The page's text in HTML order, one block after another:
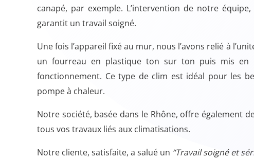
canapé, par exemple. L’intervention de notre
garantit un travail soigné.
Une fois l’appareil fixé au mur, nous l’avons relié à
un fourreau en plastique ton sur ton puis mis
fonctionnement. Ce type de clim est idéal pour les
pompe à chaleur.
Notre société, basée dans le Rhône, offre également
tous vos travaux liés aux climatisations.
Notre cliente, satisfaite, a salué un “Travail soigné et